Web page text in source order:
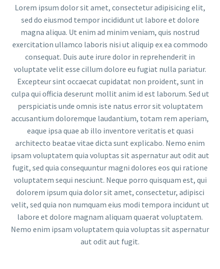
Lorem ipsum dolor sit amet, consectetur adipisicing elit,
sed do eiusmod tempor incididunt ut labore et dolore
magna aliqua. Ut enim ad minim veniam, quis nostrud
exercitation ullamco laboris nisi ut aliquip ex ea commodo
consequat. Duis aute irure dolor in reprehenderit in
voluptate velit esse cillum dolore eu fugiat nulla pariatur.
Excepteur sint occaecat cupidatat non proident, sunt in
culpa qui officia deserunt mollit anim id est laborum. Sed ut
perspiciatis unde omnis iste natus error sit voluptatem
accusantium doloremque laudantium, totam rem aperiam,
eaque ipsa quae ab illo inventore veritatis et quasi
architecto beatae vitae dicta sunt explicabo. Nemo enim
ipsam voluptatem quia voluptas sit aspernatur aut odit aut
fugit, sed quia consequuntur magni dolores eos qui ratione
voluptatem sequi nesciunt. Neque porro quisquam est, qui
dolorem ipsum quia dolor sit amet, consectetur, adipisci
velit, sed quia non numquam eius modi tempora incidunt ut
labore et dolore magnam aliquam quaerat voluptatem.
Nemo enim ipsam voluptatem quia voluptas sit aspernatur
aut odit aut fugit.